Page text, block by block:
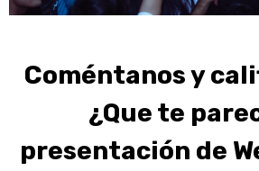
Coméntanos y
¿Que te
presentación de